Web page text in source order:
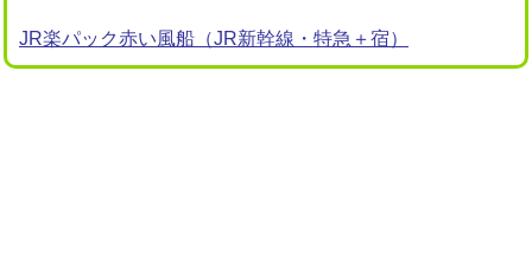
JR楽パック赤い風船（JR新幹線・特急＋宿）